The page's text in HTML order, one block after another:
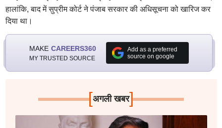
हालांकि, बाद में सुप्रीम कोर्ट ने पंजाब सरकार की अधिसूचना को खारिज कर
दिया था।
MAKE CAREERS360
MY TRUSTED SOURCE
Add as a preferred
source on google
[अगली खबर]